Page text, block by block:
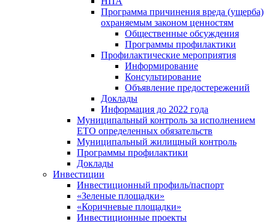
Программа причинения вреда (ущерба)
охраняемым законом ценностям
Общественные обсуждения
Программы профилактики
Профилактические мероприятия
Информирование
Консультирование
Объявление предостережений
Доклады
Информация до 2022 года
Муниципальный контроль за исполнением
ЕТО определенных обязательств
Муниципальный жилищный контроль
Программы профилактики
Доклады
Инвестиции
Инвестиционный профиль/паспорт
«Зеленые площадки»
«Коричневые площадки»
Инвестиционные проекты